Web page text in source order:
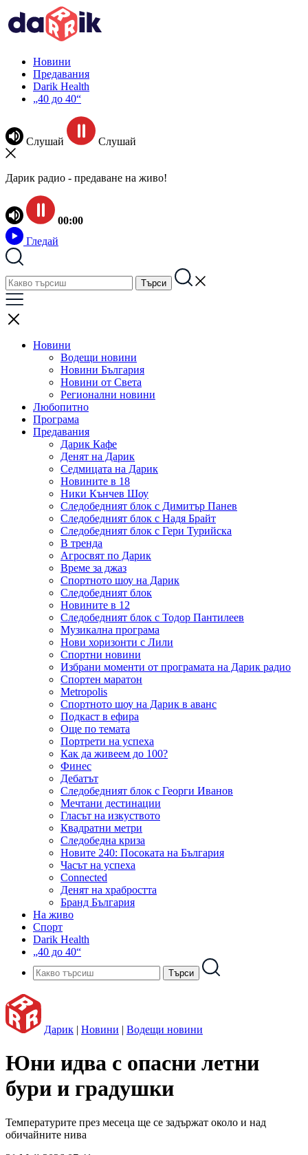
Новини
Предавания
Darik Health
„40 до 40“
Слушай Слушай
Дарик радио - предаване на живо!
00:00
Гледай
Новини
Водещи новини
Новини България
Новини от Света
Регионални новини
Любопитно
Програма
Предавания
Дарик Кафе
Денят на Дарик
Седмицата на Дарик
Новините в 18
Ники Кънчев Шоу
Следобедният блок с Димитър Панев
Следобедният блок с Надя Брайт
Следобедният блок с Гери Турийска
В тренда
Агросвят по Дарик
Време за джаз
Спортното шоу на Дарик
Следобедният блок
Новините в 12
Следобедният блок с Тодор Пантилеев
Музикална програма
Нови хоризонти с Лили
Спортни новини
Избрани моменти от програмата на Дарик радио
Спортен маратон
Metropolis
Спортното шоу на Дарик в аванс
Подкаст в ефира
Още по темата
Портрети на успеха
Как да живеем до 100?
Финес
Дебатът
Следобедният блок с Георги Иванов
Мечтани дестинации
Гласът на изкуството
Квадратни метри
Следобедна криза
Новите 240: Посоката на България
Часът на успеха
Connected
Денят на храбростта
Бранд България
На живо
Спорт
Darik Health
„40 до 40“
Дарик | Новини | Водещи новини
Юни идва с опасни летни
бури и градушки
Температурите през месеца ще се задържат около и над
обичайните нива